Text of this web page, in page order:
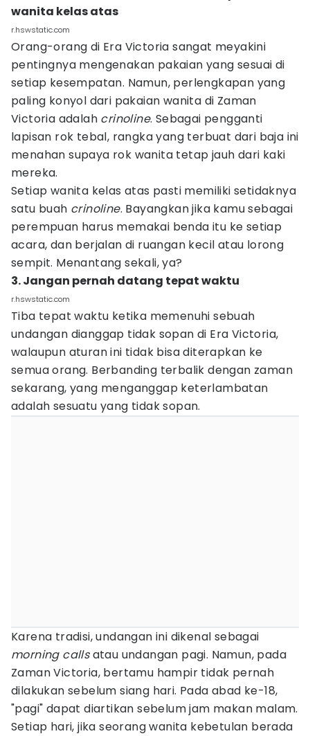
wanita kelas atas
r.hswstatic.com
Orang-orang di Era Victoria sangat meyakini
pentingnya mengenakan pakaian yang sesuai di
setiap kesempatan. Namun, perlengkapan yang
paling konyol dari pakaian wanita di Zaman
Victoria adalah crinoline. Sebagai pengganti
lapisan rok tebal, rangka yang terbuat dari baja ini
menahan supaya rok wanita tetap jauh dari kaki
mereka.
Setiap wanita kelas atas pasti memiliki setidaknya
satu buah crinoline. Bayangkan jika kamu sebagai
perempuan harus memakai benda itu ke setiap
acara, dan berjalan di ruangan kecil atau lorong
sempit. Menantang sekali, ya?
3. Jangan pernah datang tepat waktu
r.hswstatic.com
Tiba tepat waktu ketika memenuhi sebuah
undangan dianggap tidak sopan di Era Victoria,
walaupun aturan ini tidak bisa diterapkan ke
semua orang. Berbanding terbalik dengan zaman
sekarang, yang menganggap keterlambatan
adalah sesuatu yang tidak sopan.
Karena tradisi, undangan ini dikenal sebagai
morning callsatau undangan pagi. Namun, pada
Zaman Victoria, bertamu hampir tidak pernah
dilakukan sebelum siang hari. Pada abad ke-18,
"pagi" dapat diartikan sebelum jam makan malam.
Setiap hari, jika seorang wanita kebetulan berada